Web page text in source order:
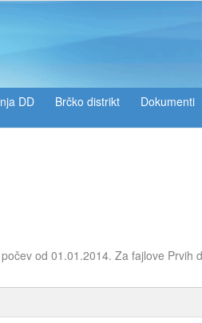
DD Brčko distrikt Dokumenti
od 01.01.2014. Za fajlove